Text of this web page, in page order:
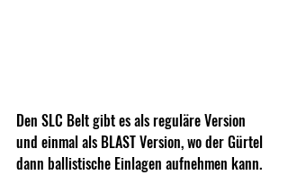
Den SLC Belt gibt es als reguläre Version
und einmal als BLAST Version, wo der Gürtel
dann ballistische Einlagen aufnehmen kann.